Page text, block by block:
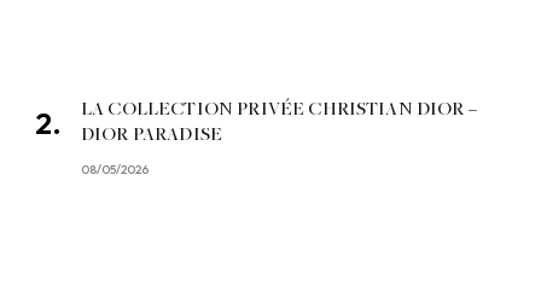
LA COLLECTION PRIVÉE CHRISTIAN DIOR –
DIOR PARADISE
08/05/2026